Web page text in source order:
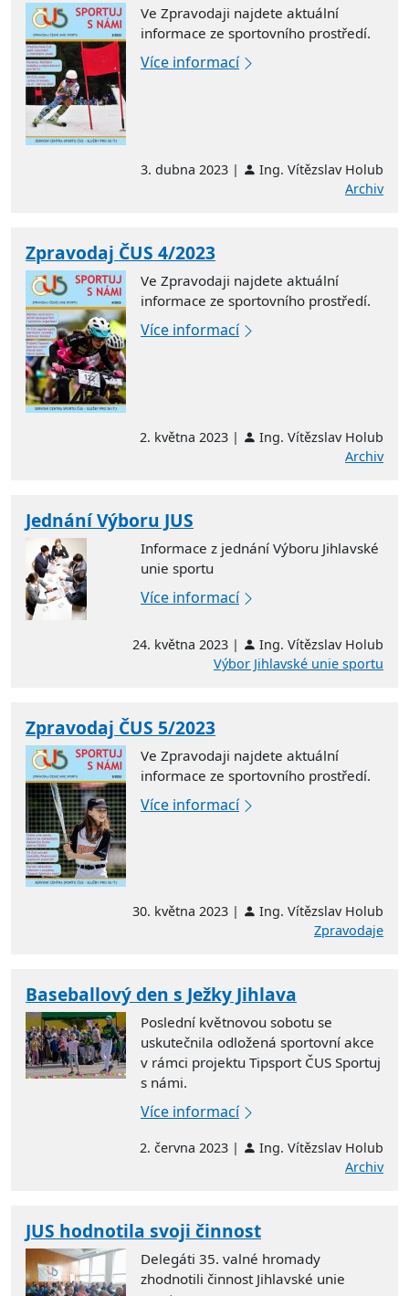
Ve Zpravodaji najdete aktuální
informace ze sportovního prostředí.
Více informací
3. dubna 2023 |
Ing. Vítězslav Holub
Archiv
Zpravodaj ČUS 4/2023
Ve Zpravodaji najdete aktuální
informace ze sportovního prostředí.
Více informací
2. května 2023 |
Ing. Vítězslav Holub
Archiv
Jednání Výboru JUS
Informace z jednání Výboru Jihlavské
unie sportu
Více informací
24. května 2023 |
Ing. Vítězslav Holub
Výbor Jihlavské unie sportu
Zpravodaj ČUS 5/2023
Ve Zpravodaji najdete aktuální
informace ze sportovního prostředí.
Více informací
30. května 2023 |
Ing. Vítězslav Holub
Zpravodaje
Baseballový den s Ježky Jihlava
Poslední květnovou sobotu se
uskutečnila odložená sportovní akce
v rámci projektu Tipsport ČUS Sportuj
s námi.
Více informací
2. června 2023 |
Ing. Vítězslav Holub
Archiv
JUS hodnotila svoji činnost
Delegáti 35. valné hromady
zhodnotili činnost Jihlavské unie